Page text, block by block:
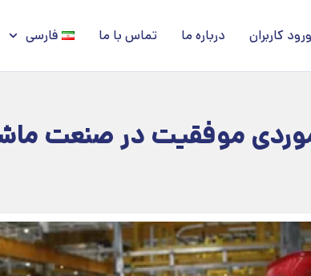
ورود کاربران درباره ما تماس با ما فارسی
موفقیت در صنعت